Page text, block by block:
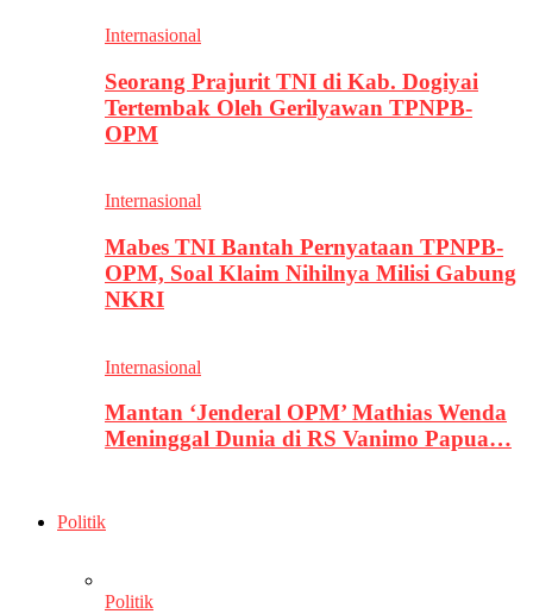
Internasional
Seorang Prajurit TNI di Kab. Dogiyai
Tertembak Oleh Gerilyawan TPNPB-
OPM
Internasional
Mabes TNI Bantah Pernyataan TPNPB-
OPM, Soal Klaim Nihilnya Milisi Gabung
NKRI
Internasional
Mantan ‘Jenderal OPM’ Mathias Wenda
Meninggal Dunia di RS Vanimo Papua…
Politik
Politik